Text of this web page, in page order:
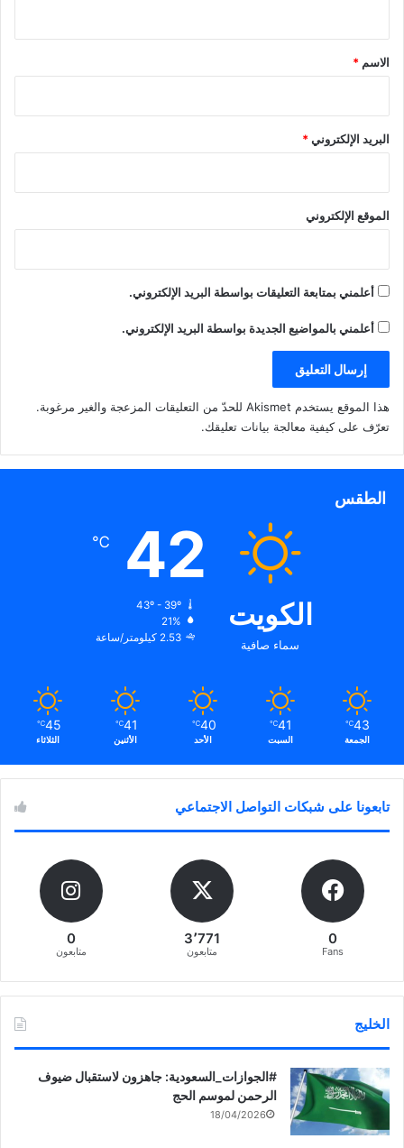
*
الاسم *
البريد الإلكتروني*
الموقع الإلكتروني
أعلمني بمتابعة التعليقات بواسطة البريد الإلكتروني.
أعلمني بالمواضيع الجديدة بواسطة البريد الإلكتروني.
هذا الموقع يستخدم Akismet للحدّ من التعليقات المزعجة والغير مرغوبة.
تعرّف على كيفية معالجة بيانات تعليقك.
الطقس
الكويت
سماء صافية
42
℃
43º - 39º
21%
2.53 كيلومتر/ساعة
43
℃
الجمعة
41
℃
السبت
40
℃
الأحد
41
℃
الأثنين
45
℃
الثلاثاء
تابعونا على شبكات التواصل الاجتماعي
0
Fans
3٬771
متابعون
0
متابعون
الخليج
‏‎#الجوازات_السعودية: جاهزون لاستقبال ضيوف
الرحمن لموسم الحج
18/04/2026